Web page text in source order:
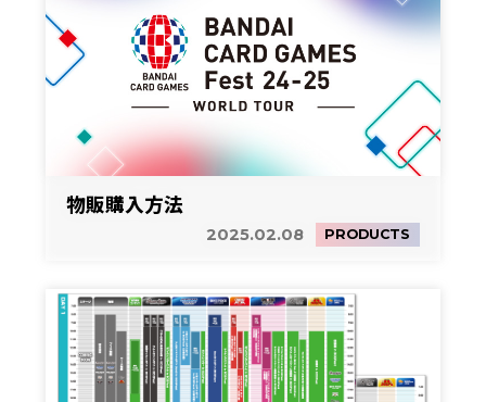
物販購入方法
2025.02.08 PRODUCTS